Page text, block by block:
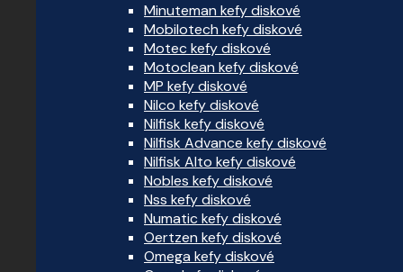
Minuteman kefy diskové
Mobilotech kefy diskové
Motec kefy diskové
Motoclean kefy diskové
MP kefy diskové
Nilco kefy diskové
Nilfisk kefy diskové
Nilfisk Advance kefy diskové
Nilfisk Alto kefy diskové
Nobles kefy diskové
Nss kefy diskové
Numatic kefy diskové
Oertzen kefy diskové
Omega kefy diskové